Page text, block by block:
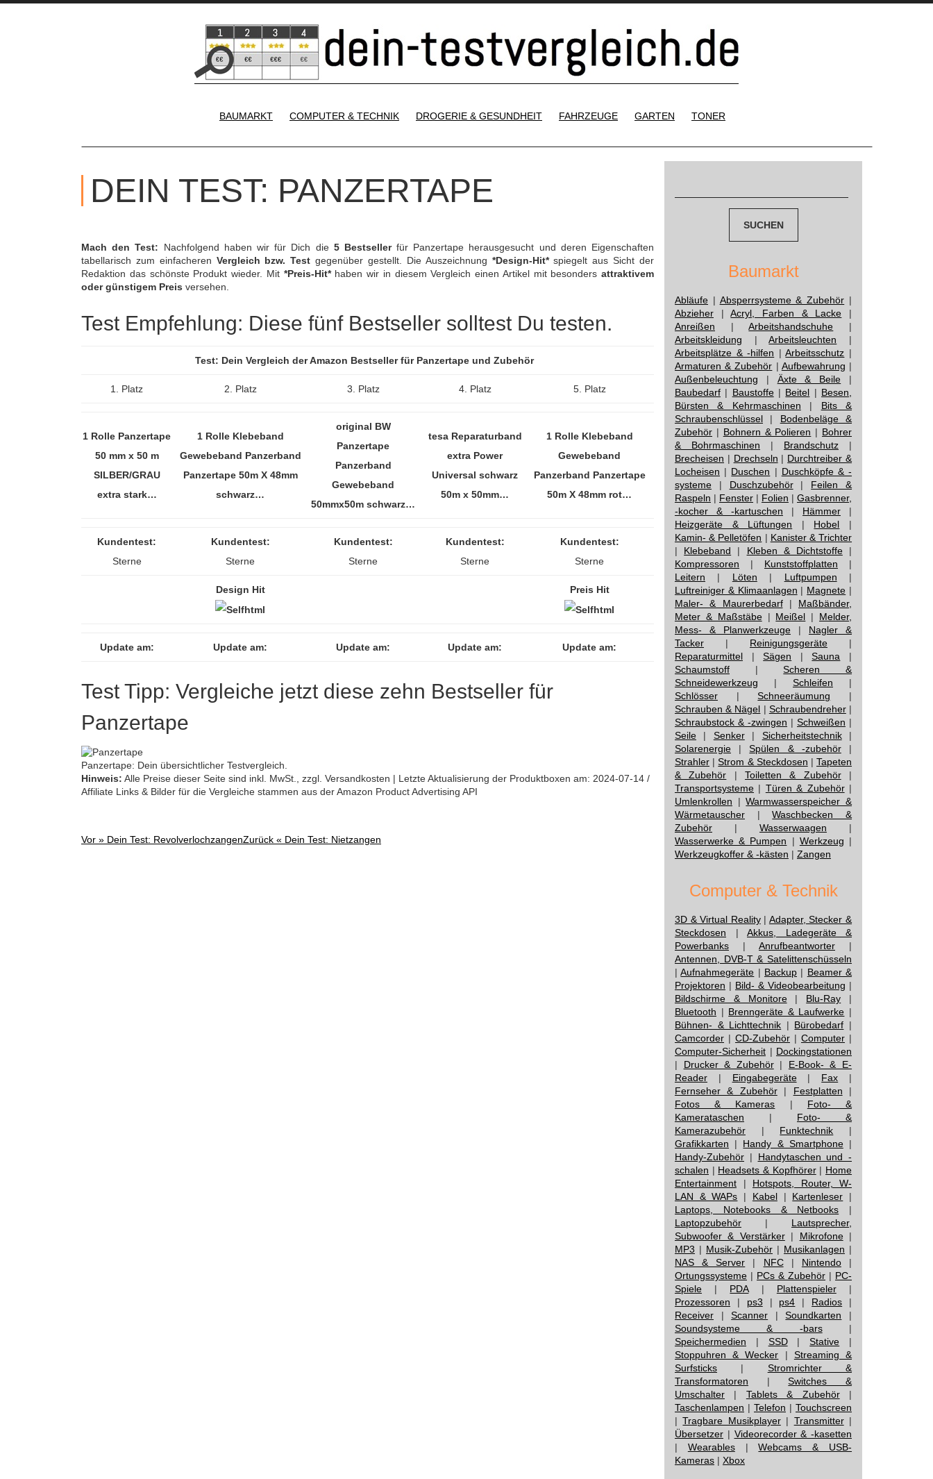
BAUMARKT
COMPUTER & TECHNIK DROGERIE & GESUNDHEIT FAHRZEUGE GARTEN TONER
DEIN TEST: PANZERTAPE
Mach den Test: Nachfolgend haben wir für Dich die 5 Bestsellerfür Panzertape herausgesucht und deren Eigenschaften
tabellarisch zum einfacheren Vergleich bzw. Test gegenüber gestellt. Die Auszeichnung *Design-Hit*spiegelt aus Sicht der
Redaktion das schönste Produkt wieder. Mit *Preis-Hit*haben wir in diesem Vergleich einen Artikel mit besonders attraktivem
oder günstigem Preis versehen.
Test Empfehlung: Diese fünf Bestseller solltest Du testen.
Test: Dein Vergleich der Amazon Bestseller für Panzertape und Zubehör
1. Platz 2. Platz 3. Platz 4. Platz 5. Platz
1 Rolle Panzertape
50 mm x 50 m
SILBER/GRAU
extra stark…
1 Rolle Klebeband
Gewebeband Panzerband
Panzertape 50m X 48mm
schwarz…
original BW
Panzertape
Panzerband
Gewebeband
50mmx50m schwarz…
tesa Reparaturband
extra Power
Universal schwarz
50m x 50mm…
1 Rolle Klebeband
Gewebeband
Panzerband Panzertape
50m X 48mm rot…
Kundentest:
Sterne
Kundentest:
Sterne
Kundentest:
Sterne
Kundentest:
Sterne
Kundentest:
Sterne
Design Hit Preis Hit
Update am: Update am: Update am: Update am: Update am:
Test Tipp: Vergleiche jetzt diese zehn Bestseller für
Panzertape
Panzertape: Dein übersichtlicher Testvergleich.
Hinweis: Alle Preise dieser Seite sind inkl. MwSt., zzgl. Versandkosten | Letzte Aktualisierung der Produktboxen am: 2024-07-14 /
Affiliate Links & Bilder für die Vergleiche stammen aus der Amazon Product Advertising API
Post
Vor » Dein Test: RevolverlochzangenZurück « Dein Test: Nietzangen
Baumarkt
Abläufe | Absperrsysteme & Zubehör |
Abzieher |Acryl, Farben & Lacke |
Anreißen |Arbeitshandschuhe |
Arbeitskleidung |Arbeitsleuchten |
Arbeitsplätze & -hilfen |Arbeitsschutz |
Armaturen & Zubehör | Aufbewahrung |
Außenbeleuchtung | Äxte & Beile |
Baubedarf | Baustoffe| Beitel | Besen,
Bürsten & Kehrmaschinen | Bits &
Schraubenschlüssel | Bodenbeläge &
Zubehör | Bohnern & Polieren | Bohrer
& Bohrmaschinen | Brandschutz |
Brecheisen | Drechseln | Durchtreiber &
Locheisen | Duschen | Duschköpfe & -
systeme | Duschzubehör| Feilen &
Raspeln | Fenster | Folien | Gasbrenner,
-kocher & -kartuschen | Hämmer |
Heizgeräte & Lüftungen | Hobel |
Kamin- & Pelletöfen | Kanister & Trichter
| Klebeband | Kleben & Dichtstoffe|
Kompressoren | Kunststoffplatten |
Leitern | Löten | Luftpumpen |
Luftreiniger & Klimaanlagen | Magnete |
Maler- & Maurerbedarf| Maßbänder,
Meter & Maßstäbe| Meißel | Melder,
Mess- & Planwerkzeuge | Nagler &
Tacker | Reinigungsgeräte |
Reparaturmittel |Sägen |Sauna |
Schaumstoff |Scheren &
Schneidewerkzeug | Schleifen |
Schlösser |Schneeräumung |
Schrauben & Nägel | Schraubendreher|
Schraubstock & -zwingen | Schweißen |
Seile | Senker| Sicherheitstechnik|
Solarenergie |Spülen & -zubehör|
Strahler |Strom & Steckdosen |Tapeten
& Zubehör |Toiletten & Zubehör|
Transportsysteme | Türen & Zubehör|
Umlenkrollen |Warmwasserspeicher &
Wärmetauscher |Waschbecken &
Zubehör | Wasserwaagen |
Wasserwerke & Pumpen | Werkzeug |
Werkzeugkoffer & -kästen | Zangen
Computer & Technik
3D & Virtual Reality| Adapter, Stecker &
Steckdosen | Akkus, Ladegeräte &
Powerbanks | Anrufbeantworter |
Antennen, DVB-T & Satelittenschüsseln
|Aufnahmegeräte | Backup | Beamer &
Projektoren | Bild- & Videobearbeitung |
Bildschirme & Monitore| Blu-Ray |
Bluetooth | Brenngeräte & Laufwerke |
Bühnen- & Lichttechnik | Bürobedarf |
Camcorder | CD-Zubehör | Computer |
Computer-Sicherheit | Dockingstationen
| Drucker & Zubehör| E-Book- & E-
Reader | Eingabegeräte| Fax |
Fernseher & Zubehör| Festplatten |
Fotos & Kameras | Foto- &
Kamerataschen | Foto- &
Kamerazubehör | Funktechnik |
Grafikkarten | Handy & Smartphone|
Handy-Zubehör | Handytaschen und -
schalen | Headsets & Kopfhörer| Home
Entertainment | Hotspots, Router, W-
LAN & WAPs | Kabel| Kartenleser |
Laptops, Notebooks & Netbooks |
Laptopzubehör | Lautsprecher,
Subwoofer & Verstärker| Mikrofone|
MP3 | Musik-Zubehör | Musikanlagen |
NAS & Server | NFC| Nintendo|
Ortungssysteme | PCs & Zubehör | PC-
Spiele | PDA| Plattenspieler|
Prozessoren | ps3 | ps4 | Radios |
Receiver |Scanner |Soundkarten |
Soundsysteme & -bars|
Speichermedien | SSD|Stative |
Stoppuhren & Wecker | Streaming &
Surfsticks | Stromrichter &
Transformatoren |Switches &
Umschalter | Tablets & Zubehör|
Taschenlampen | Telefon | Touchscreen
|Tragbare Musikplayer| Transmitter|
Übersetzer | Videorecorder & -kasetten
| Wearables|Webcams & USB-
Kameras | Xbox